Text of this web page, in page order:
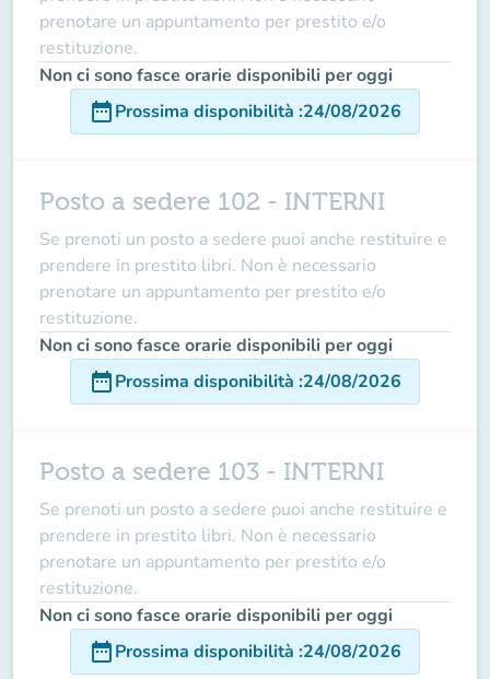
prenotare un appuntamento per prestito e/o
restituzione.
Non ci sono fasce orarie disponibili per oggi
date_rangeProssima disponibilità :24/08/2026
Posto a sedere 102 - INTERNI
Se prenoti un posto a sedere puoi anche restituire e
prendere in prestito libri. Non è necessario
prenotare un appuntamento per prestito e/o
restituzione.
Non ci sono fasce orarie disponibili per oggi
date_rangeProssima disponibilità :24/08/2026
Posto a sedere 103 - INTERNI
Se prenoti un posto a sedere puoi anche restituire e
prendere in prestito libri. Non è necessario
prenotare un appuntamento per prestito e/o
restituzione.
Non ci sono fasce orarie disponibili per oggi
date_rangeProssima disponibilità :24/08/2026